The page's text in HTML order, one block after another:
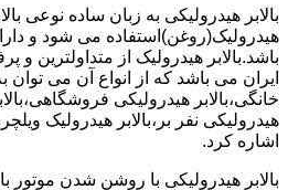
بالابر هیدرولیکی به زبان ساده نوعی
هیدرولیک(روغن)استفاده می شود و
باشد.بالابر هیدرولیک از متداولترین و
ایران می باشد که از انواع آن می توان
خانگی،بالابر هیدرولیکی
هیدرولیکی نفر بر،بالابر هیدرولیک
اشاره کرد.
بالابر هیدرولیکی با روشن شدن موتور